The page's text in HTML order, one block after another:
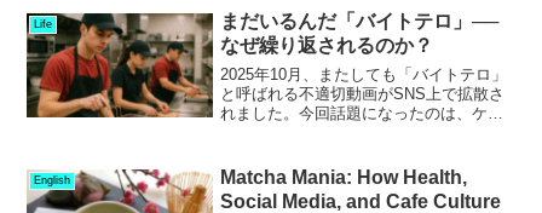
高いケースも珍しくありません。筆者自
身も先日、郊外へドライブ...
Life
まだいるんだ「バイトテロ」──
なぜ繰り返されるのか？
2025年10月、またしても「バイトテロ」
と呼ばれる不適切動画がSNS上で拡散さ
れました。今回話題になったのは、ケン
は、人気商品の「ツイスター」の生地を
フリスビーのように...
English
Matcha Mania: How Health,
Social Media, and Cafe Culture